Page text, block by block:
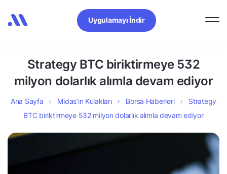
Uygulamayı İndir
Strategy BTC biriktirmeye 532
milyon dolarlık alımla devam ediyor
Ana Sayfa Midas’ın Kulakları Borsa Haberleri
Strategy
BTC biriktirmeye 532 milyon dolarlık alımla devam ediyor